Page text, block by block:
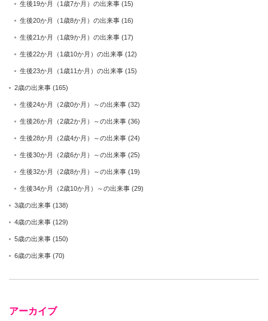
生後19か月（1歳7か月）の出来事 (15)
生後20か月（1歳8か月）の出来事 (16)
生後21か月（1歳9か月）の出来事 (17)
生後22か月（1歳10か月）の出来事 (12)
生後23か月（1歳11か月）の出来事 (15)
2歳の出来事 (165)
生後24か月（2歳0か月）～の出来事 (32)
生後26か月（2歳2か月）～の出来事 (36)
生後28か月（2歳4か月）～の出来事 (24)
生後30か月（2歳6か月）～の出来事 (25)
生後32か月（2歳8か月）～の出来事 (19)
生後34か月（2歳10か月）～の出来事 (29)
3歳の出来事 (138)
4歳の出来事 (129)
5歳の出来事 (150)
6歳の出来事 (70)
アーカイブ